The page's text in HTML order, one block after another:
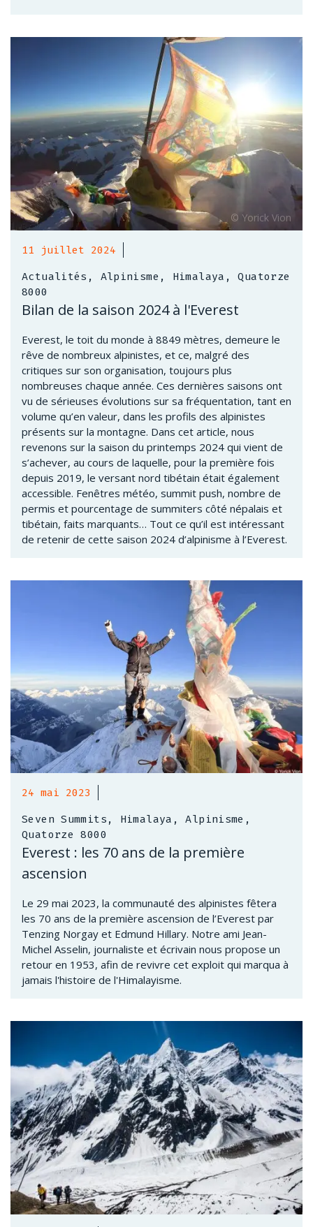
11 juillet 2024
Actualités, Alpinisme, Himalaya, Quatorze
8000
Bilan de la saison 2024 à l'Everest
Everest, le toit du monde à 8849 mètres, demeure le
rêve de nombreux alpinistes, et ce, malgré des
critiques sur son organisation, toujours plus
nombreuses chaque année. Ces dernières saisons ont
vu de sérieuses évolutions sur sa fréquentation, tant en
volume qu’en valeur, dans les profils des alpinistes
présents sur la montagne. Dans cet article, nous
revenons sur la saison du printemps 2024 qui vient de
s’achever, au cours de laquelle, pour la première fois
depuis 2019, le versant nord tibétain était également
accessible. Fenêtres météo, summit push, nombre de
permis et pourcentage de summiters côté népalais et
tibétain, faits marquants… Tout ce qu’il est intéressant
de retenir de cette saison 2024 d’alpinisme à l’Everest.
24 mai 2023
Seven Summits, Himalaya, Alpinisme,
Quatorze 8000
Everest : les 70 ans de la première
ascension
Le 29 mai 2023, la communauté des alpinistes fêtera
les 70 ans de la première ascension de l’Everest par
Tenzing Norgay et Edmund Hillary. Notre ami Jean-
Michel Asselin, journaliste et écrivain nous propose un
retour en 1953, afin de revivre cet exploit qui marqua à
jamais l'histoire de l'Himalayisme.